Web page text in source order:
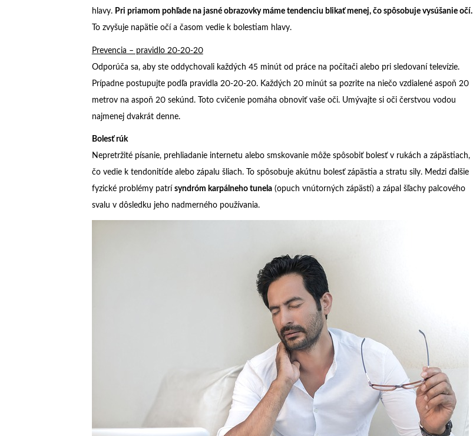
hlavy. Pri priamom pohľade na jasné obrazovky máme tendenciu blikať menej, čo spôsobuje vysúšanie očí.
To zvyšuje napätie očí a časom vedie k bolestiam hlavy.
Prevencia – pravidlo 20-20-20
Odporúča sa, aby ste oddychovali každých 45 minút od práce na počítači alebo pri sledovaní televízie.
Prípadne postupujte podľa pravidla 20-20-20. Každých 20 minút sa pozrite na niečo vzdialené aspoň 20
metrov na aspoň 20 sekúnd. Toto cvičenie pomáha obnoviť vaše oči. Umývajte si oči čerstvou vodou
najmenej dvakrát denne.
Bolesť rúk
Nepretržité písanie, prehliadanie internetu alebo smskovanie môže spôsobiť bolesť v rukách a zápästiach,
čo vedie k tendonitíde alebo zápalu šliach. To spôsobuje akútnu bolesť zápästia a stratu sily. Medzi ďalšie
fyzické problémy patrí syndróm karpálneho tunela(opuch vnútorných zápästí) a zápal šľachy palcového
svalu v dôsledku jeho nadmerného používania.